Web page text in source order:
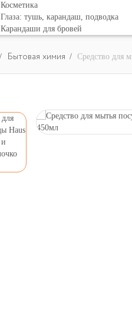
Косметика
Глаза: тушь, карандаш, подводка
Карандаши для бровей
Бытовая химия Средство для